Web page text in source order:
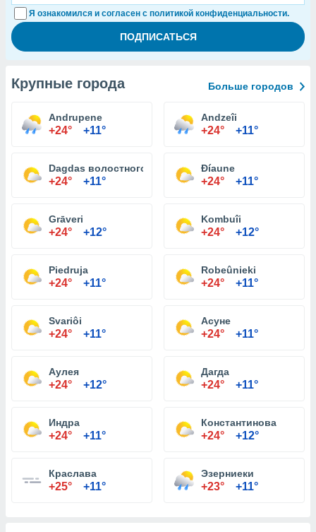
Я ознакомился и согласен с политикой конфиденциальности.
Крупные города Больше городов
Andrupene
+24° +11°
Andzeîi
+24° +11°
Dagdas волостного
+24° +11°
Ðíaune
+24° +11°
Grāveri
+24° +12°
Kombuîi
+24° +12°
Piedruja
+24° +11°
Robeûnieki
+24° +11°
Svariôi
+24° +11°
Асуне
+24° +11°
Аулея
+24° +12°
Дагда
+24° +11°
Индра
+24° +11°
Константинова
+24° +12°
Краслава
+25° +11°
Эзерниеки
+23° +11°